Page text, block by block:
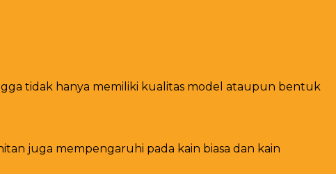
tidak hanya memiliki kualitas model ataupun bentuk
juga mempengaruhi pada kain biasa dan kain